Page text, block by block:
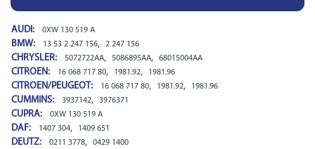
AUDI: 0XW 130 519 A
BMW: 13 53 2 247 156, 2 247 156
CHRYSLER: 5072722AA, 5086895AA, 68015004AA
CITROEN: 16 068 717 80, 1981.92, 1981.96
CITROEN/PEUGEOT: 16 068 717 80, 1981.92, 1981.96
CUMMINS: 3937142, 3976371
CUPRA: 0XW 130 519 A
DAF: 1407 304, 1409 651
DEUTZ: 0211 3778, 0429 1400